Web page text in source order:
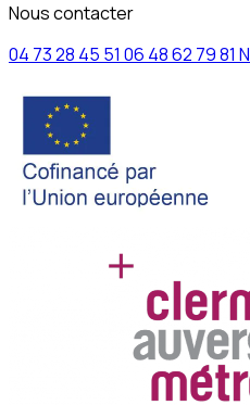
Nous contacter
04 73 28 45 51 06 48 62 79 81